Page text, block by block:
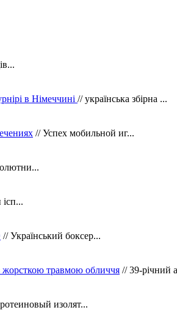
в Німеччині // українська збірна ...
// Успех мобильной иг...
// Український боксер...
жорсткою травмою обличчя // 39-річний
изолят...